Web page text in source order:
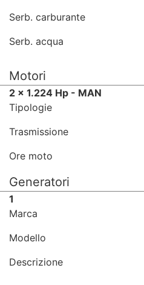
Serb. carburante
Serb. acqua
Motori
2 x 1.224 Hp - MAN
Tipologie
Trasmissione
Ore moto
Generatori
1
Marca
Modello
Descrizione